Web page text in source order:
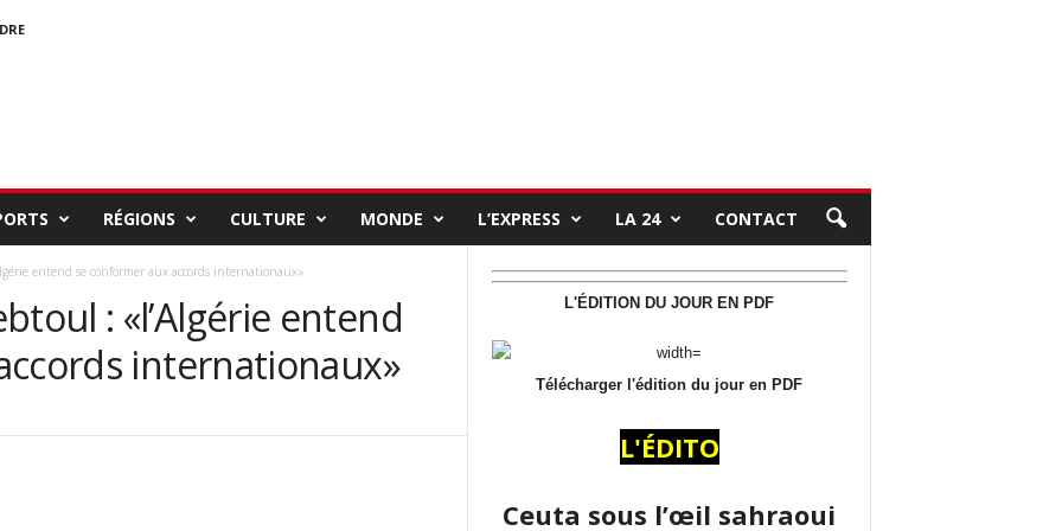
RÉGIONS CULTURE MONDE L’EXPRESS LA 24 CONTACT
entend se conformer aux accords internationaux»
: «l’Algérie entend
internationaux»
L'ÉDITION DU JOUR EN PDF
Télécharger l'édition du jour en PDF
L'ÉDITO
Ceuta sous l’œil sahraoui